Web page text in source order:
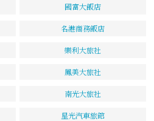
國富大飯店
名港商務飯店
樂利大旅社
鳳美大旅社
南光大旅社
星光汽車旅館